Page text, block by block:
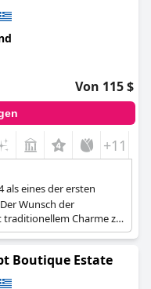
Von 115 $
+11
als eines der ersten
Wunsch der
traditionellem Charme zu
verfügt über eine
Frühstück serviert,
und ummauerten
Boutique Estate